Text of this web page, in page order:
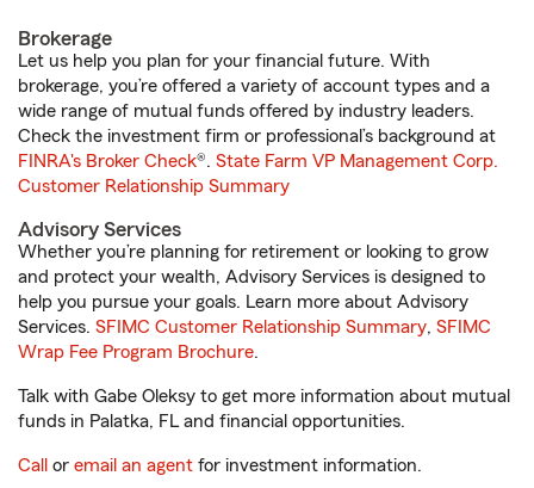
Brokerage
Let us help you plan for your financial future. With
brokerage, you’re offered a variety of account types and a
wide range of mutual funds offered by industry leaders.
Check the investment firm or professional’s background at
FINRA's Broker Check®. State Farm VP Management Corp.
Customer Relationship Summary
Advisory Services
Whether you’re planning for retirement or looking to grow
and protect your wealth, Advisory Services is designed to
help you pursue your goals. Learn more about Advisory
Services. SFIMC Customer Relationship Summary, SFIMC
Wrap Fee Program Brochure.
Talk with Gabe Oleksy to get more information about mutual
funds in Palatka, FL and financial opportunities.
Call or email an agent for investment information.